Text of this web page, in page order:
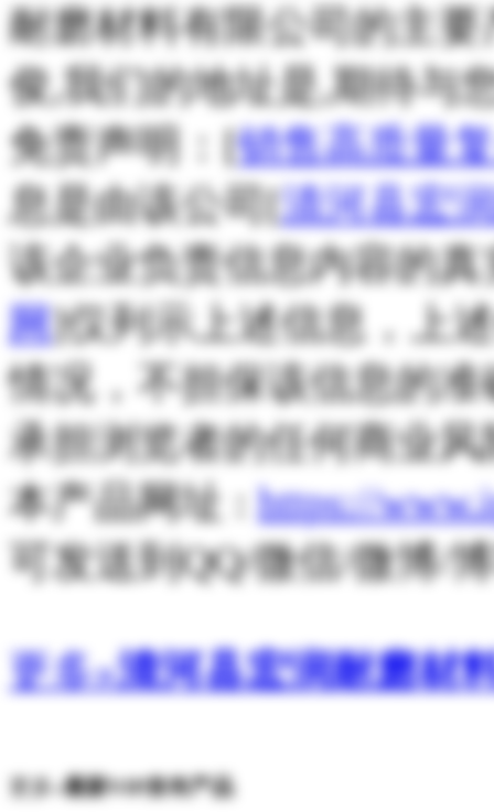
耐磨材料有限公司的主
俊,我们的地址是,期待与
免责声明：[销售高质量
息是由该公司[清河县宏
该企业负责信息内容的
网]仅列示上述信息，上
情况，不担保该信息的
承担浏览者的任何商业风
本产品网址 :https://
可发送到QQ/微信/微博/
更多»清河县宏润耐磨材
更多»最新VIP发布产品